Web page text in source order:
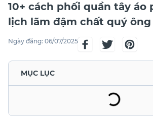
10+ cách phối quần tây áo
lịch lãm đậm chất quý ông
Ngày đăng: 06/07/2025
MỤC LỤC